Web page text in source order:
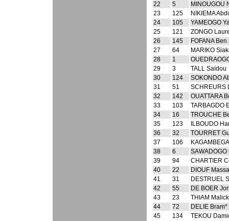
22
5
MINOUGOU
23
125
NIKIEMA
24
105
YAMEOGO
25
121
ZONGO
26
145
FOFANA
27
64
MARIKO
28
1
29
3
TALL Saïdou
30
124
SOKONDO
31
51
SCHREURS
32
142
OUATTARA
33
103
TARBAGDO
34
16
TROUCHE
35
123
ILBOUDO
36
32
TOURRET
37
106
38
6
39
94
CHARTIER
40
22
DIOUF
41
31
DESTRUEL
42
55
DE BOER
43
23
THIAM Malick
44
72
DELIE Bram*
45
134
TEKOU